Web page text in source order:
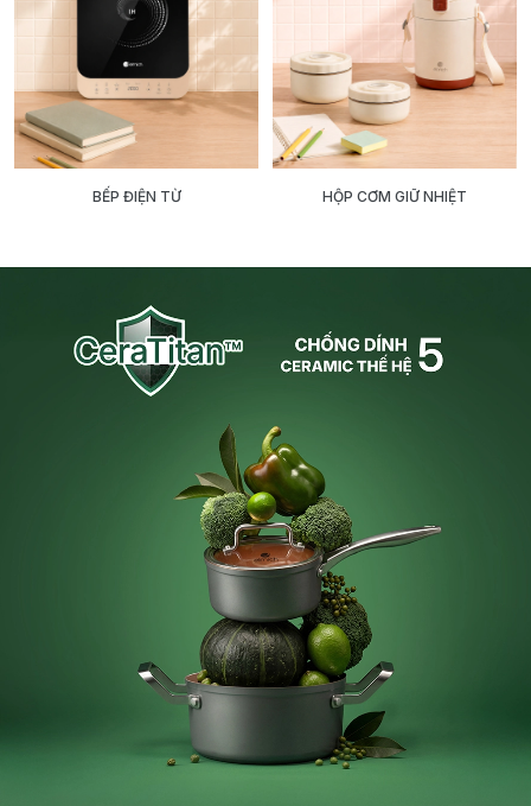
BẾP ĐIỆN TỪ HỘP CƠM GIỮ NHIỆT